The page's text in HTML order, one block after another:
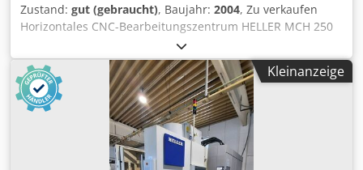
Zustand: gut (gebraucht), Baujahr: 2004, Zu verkaufen
Horizontales CNC-Bearbeitungszentrum HELLER MCH 250
mit Roboter (YASKAWA GP50-Roboter) – Siemens 840D 4
Achsen Zu verkaufen: Hochproduktive Produktionszelle /
automatisierte Roboterinsel, bestehend aus einem
horizontalen Bearbeitungszentrum mit Palettenwechsler,
HELLER MCH 250, vollständig automatisiert mit einem
YASKAWA Motoman GP50-Be- und Entladungsroboter und
seiner sicheren Be- und Entladungszelle. Komplettes Set,
ideal für die Serienfertigung, die intensive Bearbeitung
Kleinanzeige